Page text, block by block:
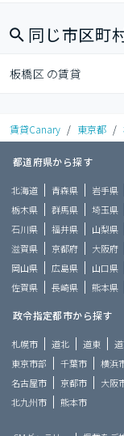
同じ市区町
板橋区 の賃貸
賃貸Canary / 東京都 /
都道府県から探す
北海道 青森県 岩手県
栃木県
群馬県 埼玉県
石川県
福井県 山梨県
滋賀県
京都府 大阪府
岡山県
広島県 山口県
佐賀県
長崎県 熊本県
政令指定都市から探す
札幌市 道北 道東
東京市部
千葉市 横浜
名古屋市
京都市 大阪
北九州市
熊本市